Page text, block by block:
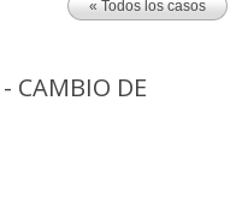
« Todos los casos
CAMBIO DE